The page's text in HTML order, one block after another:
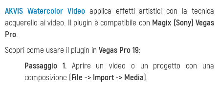
AKVIS Watercolor Videoapplica effetti artistici con la tecnica
acquerello ai video. Il plugin è compatibile con Magix (Sony) Vegas
Pro.
Scopri come usare il plugin in Vegas Pro 19:
Passaggio 1.Aprire un video o un progetto con una
composizione (File -> Import -> Media).